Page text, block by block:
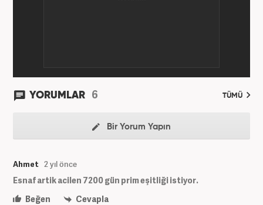
YORUMLAR 6 TÜMÜ
Bir Yorum Yapın
Ahmet 2 yıl önce
Esnaf artik acilen 7200 gün prim eşitliği istiyor.
Beğen
Cevapla